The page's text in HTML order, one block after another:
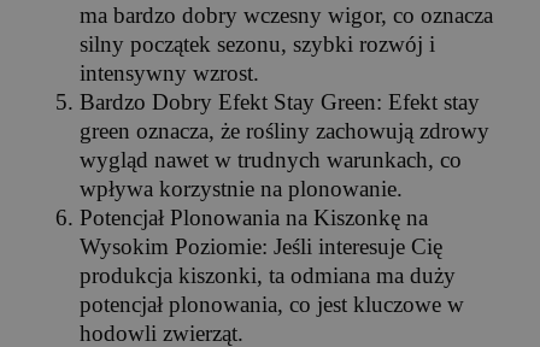
ma bardzo dobry wczesny wigor, co oznacza
silny początek sezonu, szybki rozwój i
intensywny wzrost.
Bardzo Dobry Efekt Stay Green: Efekt stay
green oznacza, że rośliny zachowują zdrowy
wygląd nawet w trudnych warunkach, co
wpływa korzystnie na plonowanie.
Potencjał Plonowania na Kiszonkę na
Wysokim Poziomie: Jeśli interesuje Cię
produkcja kiszonki, ta odmiana ma duży
potencjał plonowania, co jest kluczowe w
hodowli zwierząt.